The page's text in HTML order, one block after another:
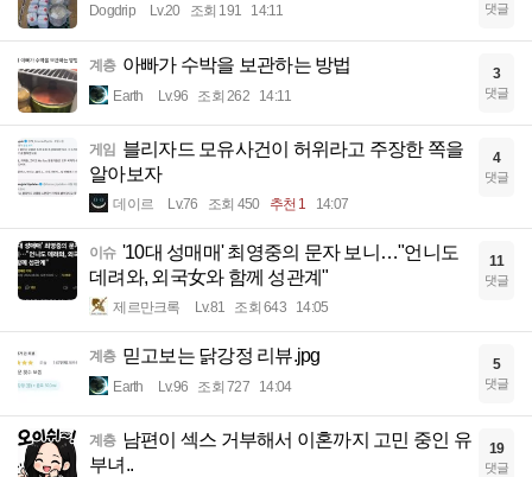
Dogdrip Lv.20 조회 191 14:11 댓글
계층 아빠가 수박을 보관하는 방법
Earth Lv.96 조회 262 14:11
3
댓글
게임
블리자드 모유사건이 허위라고 주장한 쪽을
알아보자
데이르 Lv.76 조회 450 추천 1 14:07
4
댓글
이슈 '10대 성매매' 최영중의 문자 보니…"언니도
데려와, 외국女와 함께 성관계"
제르만크록 Lv.81 조회 643 14:05
11
댓글
계층 믿고보는 닭강정 리뷰.jpg
Earth Lv.96 조회 727 14:04
5
댓글
계층 남편이 섹스 거부해서 이혼까지 고민 중인 유
부녀..
19
댓글